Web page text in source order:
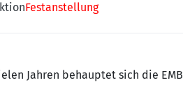
Festanstellung
Jahren behauptet sich die